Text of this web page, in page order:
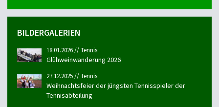
BILDERGALERIEN
18.01.2026 // Tennis
Glühweinwanderung 2026
27.12.2025 // Tennis
Weihnachtsfeier der jüngsten Tennisspieler der
Tennisabteilung